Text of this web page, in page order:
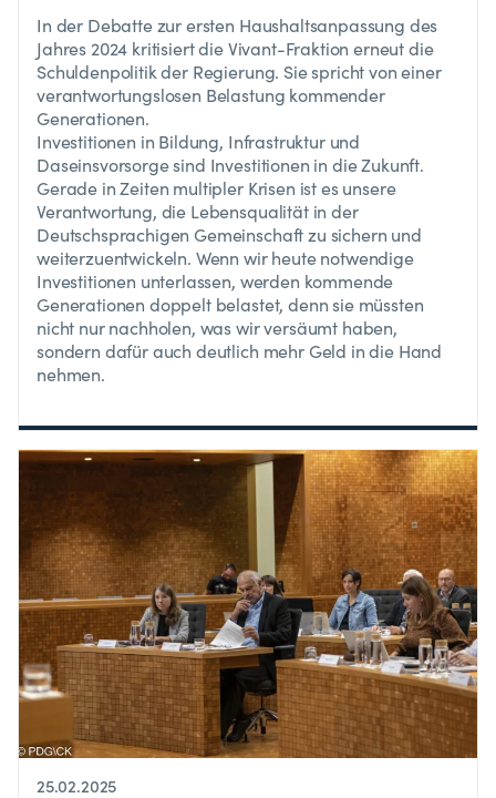
In der Debatte zur ersten Haushaltsanpassung des
Jahres 2024 kritisiert die Vivant-Fraktion erneut die
Schuldenpolitik der Regierung. Sie spricht von einer
verantwortungslosen Belastung kommender
Generationen.
Investitionen in Bildung, Infrastruktur und
Daseinsvorsorge sind Investitionen in die Zukunft.
Gerade in Zeiten multipler Krisen ist es unsere
Verantwortung, die Lebensqualität in der
Deutschsprachigen Gemeinschaft zu sichern und
weiterzuentwickeln. Wenn wir heute notwendige
Investitionen unterlassen, werden kommende
Generationen doppelt belastet, denn sie müssten
nicht nur nachholen, was wir versäumt haben,
sondern dafür auch deutlich mehr Geld in die Hand
nehmen.
25.02.2025